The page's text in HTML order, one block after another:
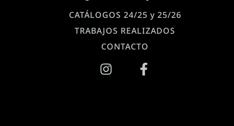
CATÁLOGOS 24/25 y 25/26
TRABAJOS REALIZADOS
CONTACTO